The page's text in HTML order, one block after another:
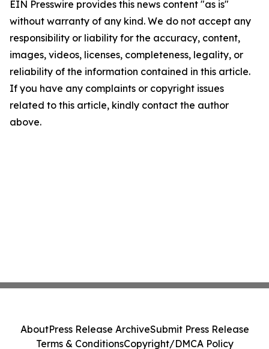
EIN Presswire provides this news content "as is"
without warranty of any kind. We do not accept any
responsibility or liability for the accuracy, content,
images, videos, licenses, completeness, legality, or
reliability of the information contained in this article.
If you have any complaints or copyright issues
related to this article, kindly contact the author
above.
AboutPress Release ArchiveSubmit Press Release
Terms & ConditionsCopyright/DMCA Policy